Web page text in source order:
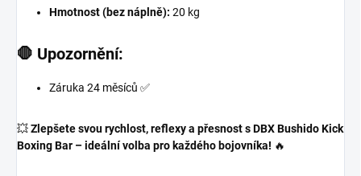
Hmotnost (bez náplně): 20 kg
🛑 Upozornění:
Záruka 24 měsíců ✅
💥Zlepšete svou rychlost, reflexy a přesnost s DBX Bushido Kick
Boxing Bar – ideální volba pro každého bojovníka! 🔥